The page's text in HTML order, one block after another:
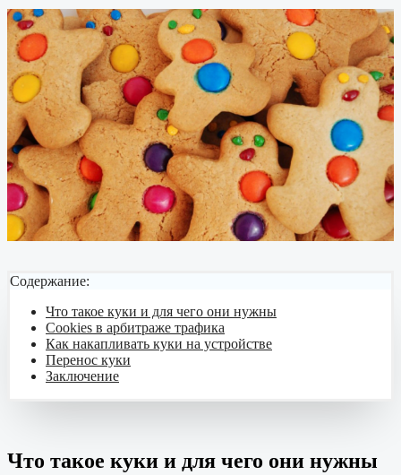
Содержание:
Что такое куки и для чего они нужны
Cookies в арбитраже трафика
Как накапливать куки на устройстве
Перенос куки
Заключение
Что такое куки и для чего они нужны